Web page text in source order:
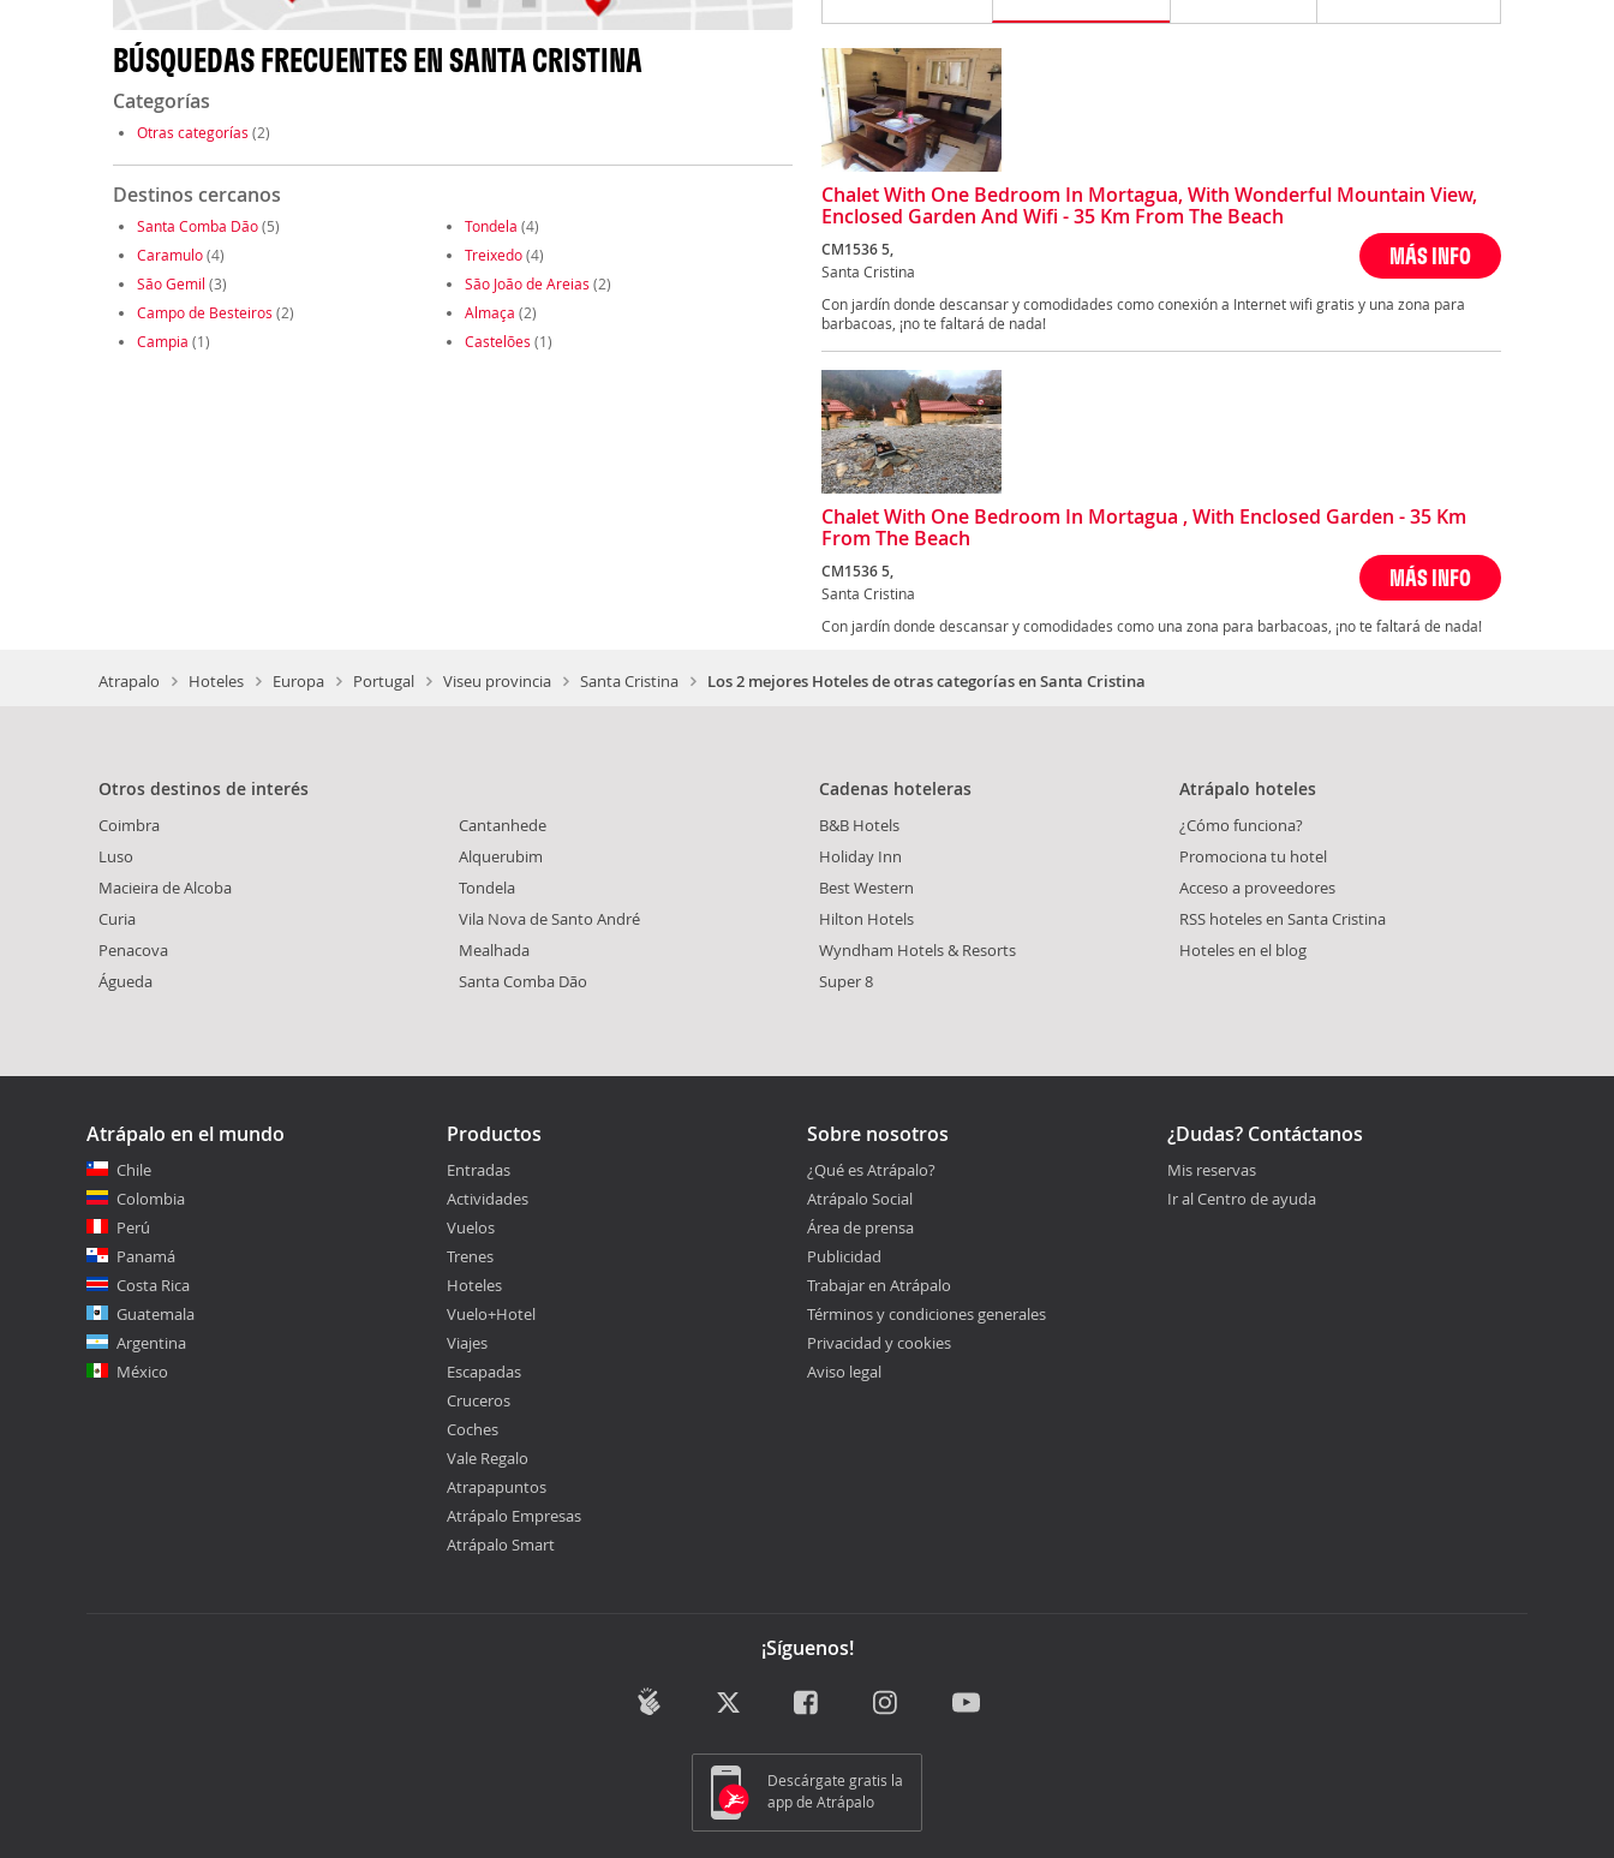
BÚSQUEDAS FRECUENTES EN SANTA CRISTINA
Categorías
Otras categorías (2)
Destinos cercanos
Santa Comba Dão(5) Tondela (4)
Caramulo(4) Treixedo(4)
São Gemil (3) São João de Areias (2)
Campo de Besteiros (2) Almaça (2)
Campia (1) Castelões (1)
Chalet With One Bedroom In Mortagua, With Wonderful Mountain View,
Enclosed Garden And Wifi - 35 Km From The Beach
CM1536 5,
Santa Cristina
MÁS INFO
Con jardín donde descansar y comodidades como conexión a Internet wifi gratis y una zona para
barbacoas, ¡no te faltará de nada!
Chalet With One Bedroom In Mortagua , With Enclosed Garden - 35 Km
From The Beach
CM1536 5,
Santa Cristina
MÁS INFO
Con jardín donde descansar y comodidades como una zona para barbacoas, ¡no te faltará de nada!
Atrapalo Hoteles Europa Portugal Viseu provincia Santa Cristina Los 2 mejores Hoteles de otras categorías en Santa Cristina
Otros destinos de interés
Coimbra
Luso
Macieira de Alcoba
Curia
Penacova
Águeda
Cantanhede
Alquerubim
Tondela
Vila Nova de Santo André
Mealhada
Santa Comba Dão
Cadenas hoteleras
B&B Hotels
Holiday Inn
Best Western
Hilton Hotels
Wyndham Hotels & Resorts
Super 8
Atrápalo hoteles
¿Cómo funciona?
Promociona tu hotel
Acceso a proveedores
RSS hoteles en Santa Cristina
Hoteles en el blog
Atrápalo en el mundo
Chile
Colombia
Perú
Panamá
Costa Rica
Guatemala
Argentina
México
Productos
Entradas
Actividades
Vuelos
Trenes
Hoteles
Vuelo+Hotel
Viajes
Escapadas
Cruceros
Coches
Vale Regalo
Atrapapuntos
Atrápalo Empresas
Atrápalo Smart
Sobre nosotros
¿Qué es Atrápalo?
Atrápalo Social
Área de prensa
Publicidad
Trabajar en Atrápalo
Términos y condiciones generales
Privacidad y cookies
Aviso legal
¿Dudas? Contáctanos
Mis reservas
Ir al Centro de ayuda
¡Síguenos!
Descárgate gratis la
app de Atrápalo